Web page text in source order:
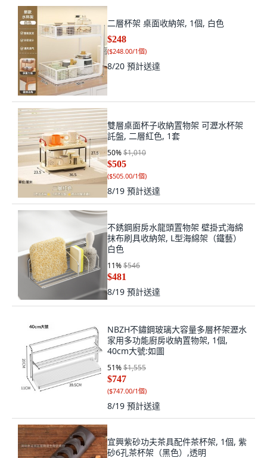
二層杯架 桌面收納架, 1個, 白色
$248
($248.00/1個)
8/20 預計送達
雙層桌面杯子收納置物架 可瀝水杯架
託盤, 二層紅色, 1套
50%$1,010
$505
($505.00/1個)
8/19 預計送達
不銹鋼廚房水龍頭置物架 壁掛式海綿
抹布刷具收納架, L型海綿架（鐵藝）
白色
11%$546
$481
8/19 預計送達
NBZH不鏽鋼玻璃大容量多層杯架瀝水
家用多功能廚房收納置物架, 1個,
40cm大號:如圖
51%$1,555
$747
($747.00/1個)
8/19 預計送達
宜興紫砂功夫茶具配件茶杯架, 1個, 紫
砂6孔茶杯架（黑色）,透明